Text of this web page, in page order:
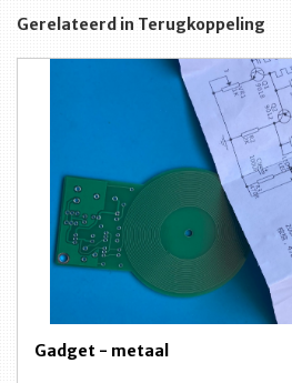
Gerelateerd in Terugkoppeling
Gadget - metaal